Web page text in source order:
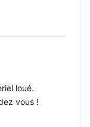
loué.
vous !